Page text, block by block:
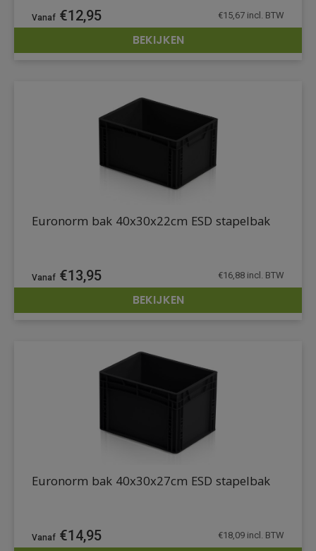
DETAILS
€12,95 €15,67 incl. BTW
BEKIJKEN
DETAILS
Euronorm bak 40x30x22cm ESD stapelbak
€13,95 €16,88 incl. BTW
BEKIJKEN
Euronorm bak 40x30x27cm ESD stapelbak
€14,95 €18,09 incl. BTW